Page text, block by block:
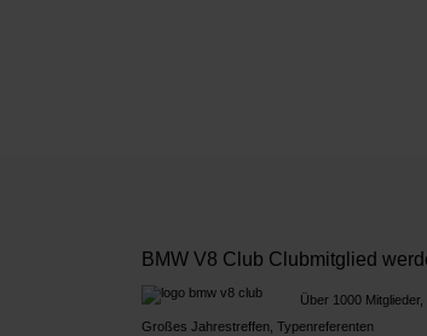
BMW V8 Club Clubmitglied
Über 1000 Mitglieder,
Großes Jahrestreffen, Typenreferenten